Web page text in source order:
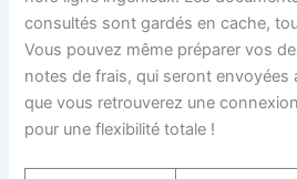
consultés sont gardés en cache,
Vous pouvez même préparer vos
notes de frais, qui seront envoyées
que vous retrouverez une
pour une flexibilité totale !